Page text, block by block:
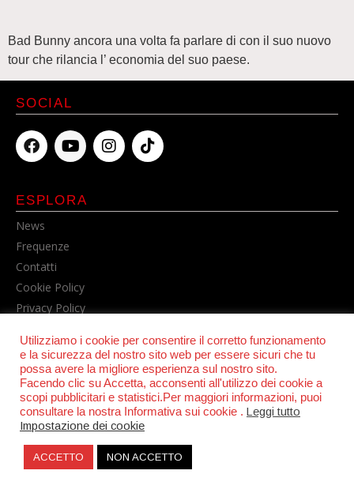
Bad Bunny ancora una volta fa parlare di con il suo nuovo
tour che rilancia l’ economia del suo paese.
© POWER RADIO srl | C.F. e P.IVA 06157210631
ESPLORA
News
Frequenze
Contatti
Cookie Policy
Privacy Policy
SOCIAL
Utilizziamo i cookie per consentire il corretto funzionamento
e la sicurezza del nostro sito web per essere sicuri che tu
possa avere la migliore esperienza sul nostro sito.
Facendo clic su Accetta, acconsenti all'utilizzo dei cookie a
scopi pubblicitari e statistici.Per maggiori informazioni, puoi
consultare la nostra Informativa sui cookie . Leggi tutto
Impostazione dei cookie
ACCETTO NON ACCETTO